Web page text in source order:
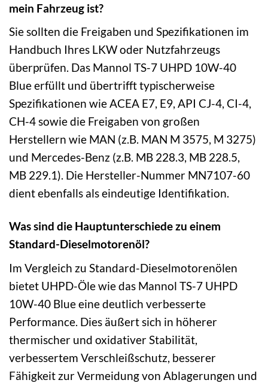
mein Fahrzeug ist?
Sie sollten die Freigaben und Spezifikationen im
Handbuch Ihres LKW oder Nutzfahrzeugs
überprüfen. Das Mannol TS-7 UHPD 10W-40
Blue erfüllt und übertrifft typischerweise
Spezifikationen wie ACEA E7, E9, API CJ-4, CI-4,
CH-4 sowie die Freigaben von großen
Herstellern wie MAN (z.B. MAN M 3575, M 3275)
und Mercedes-Benz (z.B. MB 228.3, MB 228.5,
MB 229.1). Die Hersteller-Nummer MN7107-60
dient ebenfalls als eindeutige Identifikation.
Was sind die Hauptunterschiede zu einem
Standard-Dieselmotorenöl?
Im Vergleich zu Standard-Dieselmotorenölen
bietet UHPD-Öle wie das Mannol TS-7 UHPD
10W-40 Blue eine deutlich verbesserte
Performance. Dies äußert sich in höherer
thermischer und oxidativer Stabilität,
verbessertem Verschleißschutz, besserer
Fähigkeit zur Vermeidung von Ablagerungen und